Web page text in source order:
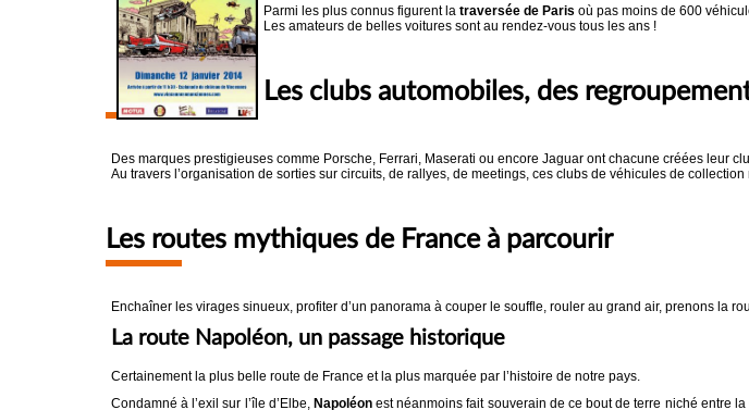
Parmi les plus connus figurent la traversée de Paris où pas moins de 600
Les amateurs de belles voitures sont au rendez-vous tous les ans !
Les clubs automobiles, des
Des marques prestigieuses comme Porsche, Ferrari, Maserati ou encore Jaguar ont chacune créées leur
Au travers l’organisation de sorties sur circuits, de rallyes, de meetings, ces clubs de véhicules de
Les routes mythiques de France à parcourir
Enchaîner les virages sinueux, profiter d’un panorama à couper le souffle, rouler au grand air, prenons la
La route Napoléon, un passage historique
Certainement la plus belle route de France et la plus marquée par l’histoire de notre pays.
Condamné à l’exil sur l’île d’Elbe, Napoléonest néanmoins fait souverain de ce bout de terre niché entre